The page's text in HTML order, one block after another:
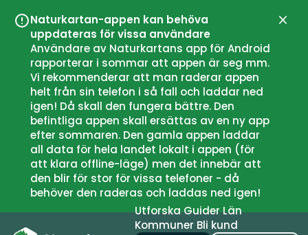
Naturkartan-appen kan behöva
uppdateras för vissa användare
Användare av Naturkartans app för Android
rapporterar i sommar att appen är seg mm.
Vi rekommenderar att man raderar appen
helt från sin telefon i så fall och laddar ned
igen! Då skall den fungera bättre. Den
befintliga appen skall ersättas av en ny app
efter sommaren. Den gamla appen laddar
all data för hela landet lokalt i appen (för
att klara offline-läge) men det innebär att
den blir för stor för vissa telefoner - då
behöver den raderas och laddas ned igen!
UtforskaGuiderLän
Kommuner Bli kund